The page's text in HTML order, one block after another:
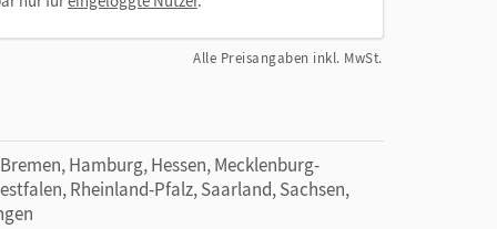
Alle Preisangaben inkl. MwSt.
Hamburg, Hessen, Mecklenburg-
Rheinland-Pfalz, Saarland, Sachsen,